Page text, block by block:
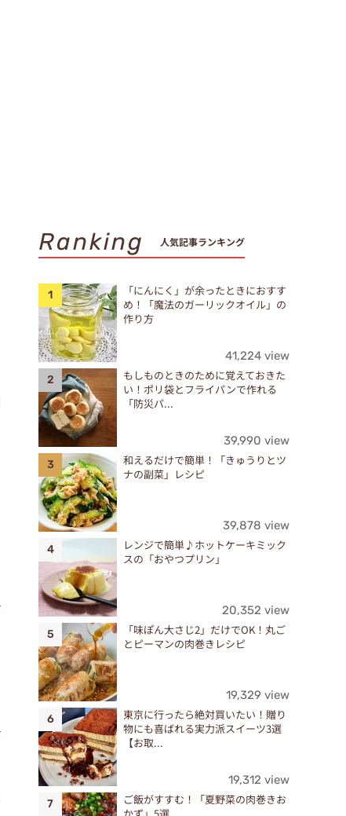
Ranking 人気記事ランキング
「にんにく」が余ったときにおすす
め！「魔法のガーリックオイル」の
作り方
41,224 view
もしものときのために覚えておきた
い！ポリ袋とフライパンで作れる
「防災パ...
39,990 view
和えるだけで簡単！「きゅうりとツ
ナの副菜」レシピ
39,878 view
レンジで簡単♪ホットケーキミック
スの「おやつプリン」
20,352 view
「味ぽん大さじ2」だけでOK！丸ご
とピーマンの肉巻きレシピ
19,329 view
東京に行ったら絶対買いたい！贈り
物にも喜ばれる実力派スイーツ3選
【お取...
19,312 view
ご飯がすすむ！「夏野菜の肉巻きお